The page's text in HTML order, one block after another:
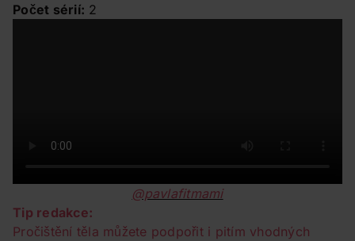
Počet sérií: 2
@pavlafitmami
Tip redakce:
Pročištění těla můžete podpořit i pitím vhodných